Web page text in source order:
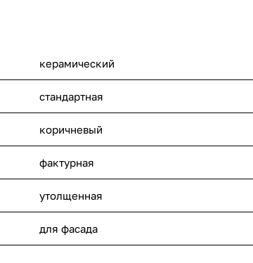
керамический
стандартная
коричневый
фактурная
утолщенная
для фасада